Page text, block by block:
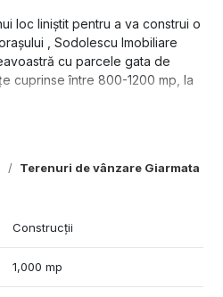
Terenuri de vânzare Giarmata
loc liniștit pentru a va construi o
, Sodolescu Imobiliare
cu parcele gata de
cuprinse între 800-1200 mp, la
terenului.
Construcții
1,000 mp